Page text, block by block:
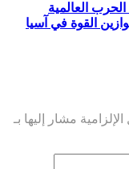
العالمية
القوة في آسيا
الإلزامية مشار إليها بـ